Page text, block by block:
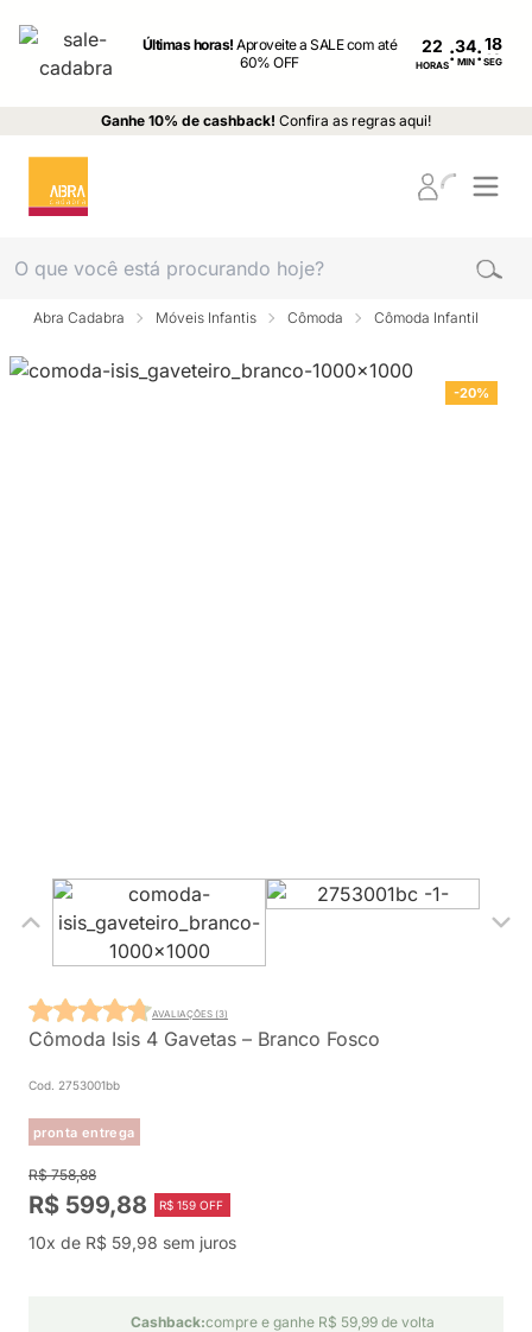
Últimas horas!Aproveite a SALE com até
60% OFF
22
HORAS: MIN : SEG
Ganhe 10% de cashback! Confira as regras aqui!
Abra Cadabra Móveis Infantis Cômoda Cômoda Infantil
-20%
Cômoda Isis 4 Gavetas – Branco Fosco
Cod. 2753001bb
pronta entrega
AVALIAÇÕES (3)
R$ 758,88
R$ 599,88 R$ 159 OFF
10x de R$ 59,98 sem juros
Cashback:compre e ganhe R$ 59,99 de volta